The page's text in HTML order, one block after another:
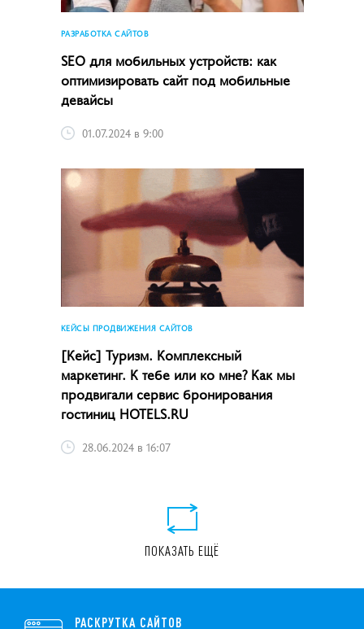
РАЗРАБОТКА САЙТОВ
SEO для мобильных устройств: как
оптимизировать сайт под мобильные
девайсы
01.07.2024 в 9:00
КЕЙСЫ ПРОДВИЖЕНИЯ САЙТОВ
[Кейс] Туризм. Комплексный
маркетинг. К тебе или ко мне? Как мы
продвигали сервис бронирования
гостиниц HOTELS.RU
28.06.2024 в 16:07
ПОКАЗАТЬ ЕЩЁ
РАСКРУТКА САЙТОВ